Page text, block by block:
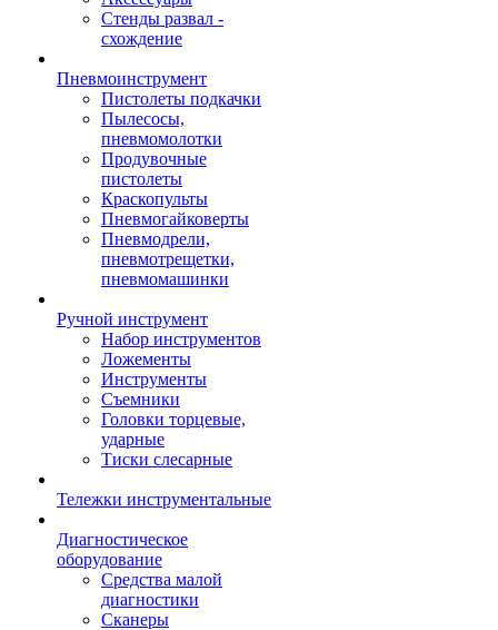
Стенды развал -
схождение
Пневмоинструмент
Пистолеты подкачки
Пылесосы,
пневмомолотки
Продувочные
пистолеты
Краскопульты
Пневмогайковерты
Пневмодрели,
пневмотрещетки,
пневмомашинки
Ручной инструмент
Набор инструментов
Ложементы
Инструменты
Съемники
Головки торцевые,
ударные
Тиски слесарные
Тележки инструментальные
Диагностическое
оборудование
Средства малой
диагностики
Сканеры